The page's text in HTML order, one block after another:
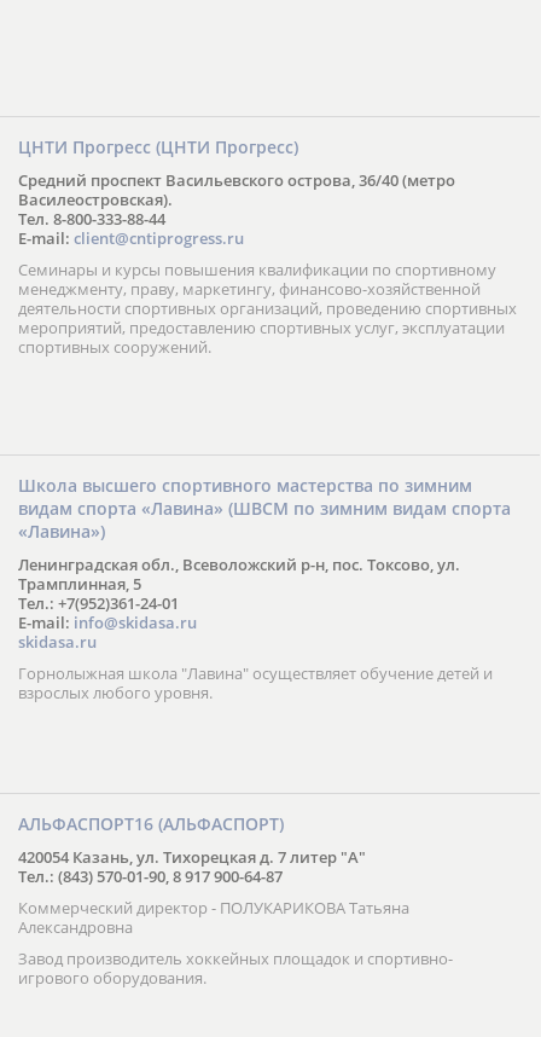
ЦНТИ Прогресс (ЦНТИ Прогресс)
Средний проспект Васильевского острова, 36/40 (метро
Василеостровская).
Тел. 8-800-333-88-44
E-mail: client@cntiprogress.ru
Семинары и курсы повышения квалификации по спортивному
менеджменту, праву, маркетингу, финансово-хозяйственной
деятельности спортивных организаций, проведению спортивных
мероприятий, предоставлению спортивных услуг, эксплуатации
спортивных сооружений.
Школа высшего спортивного мастерства по зимним
видам спорта «Лавина» (ШВСМ по зимним видам спорта
«Лавина»)
Ленинградская обл., Всеволожский р-н, пос. Токсово, ул.
Трамплинная, 5
Тел.: +7(952)361-24-01
E-mail: info@skidasa.ru
skidasa.ru
Горнолыжная школа "Лавина" осуществляет обучение детей и
взрослых любого уровня.
АЛЬФАСПОРТ16 (АЛЬФАСПОРТ)
420054 Казань, ул. Тихорецкая д. 7 литер "А"
Тел.: (843) 570-01-90, 8 917 900-64-87
Коммерческий директор - ПОЛУКАРИКОВА Татьяна
Александровна
Завод производитель хоккейных площадок и спортивно-
игрового оборудования.